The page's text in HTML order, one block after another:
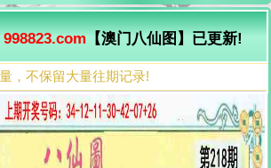
998823.com 【澳门八仙图】已更新!
，不保留大量往期记录!